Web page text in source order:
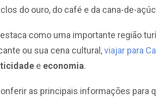
do ouro, do café e da cana-de-
como uma importante região
ou sua cena cultural,viajar para
e economia.
as principais informações para